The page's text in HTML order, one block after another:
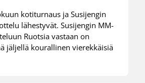
kotiturnaus ja Susijengin
lähestyvät. Susijengin MM-
Ruotsia vastaan on
jäljellä kourallinen vierekkäisiä